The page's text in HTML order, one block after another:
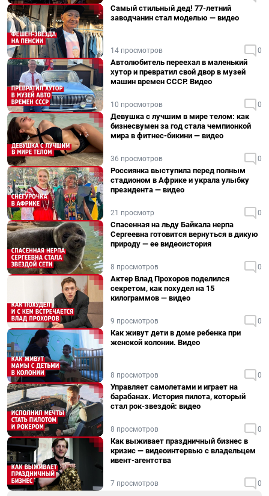
Самый стильный дед! 77-летний
заводчанин стал моделью — видео
14 просмотров 0
Автолюбитель переехал в маленький
хутор и превратил свой двор в музей
машин времен СССР. Видео
10 просмотров 0
Девушка с лучшим в мире телом: как
бизнесвумен за год стала чемпионкой
мира в фитнес-бикини — видео
36 просмотров 0
Россиянка выступила перед полным
стадионом в Африке и украла улыбку
президента — видео
21 просмотр 0
Спасенная на льду Байкала нерпа
Сергеевна готовится вернуться в дикую
природу — ее видеоистория
8 просмотров 0
Актер Влад Прохоров поделился
секретом, как похудел на 15
килограммов — видео
9 просмотров 0
Как живут дети в доме ребенка при
женской колонии. Видео
8 просмотров 0
Управляет самолетами и играет на
барабанах. История пилота, который
стал рок-звездой: видео
8 просмотров 0
Как выживает праздничный бизнес в
кризис — видеоинтервью с владельцем
ивент-агентства
7 просмотров 0